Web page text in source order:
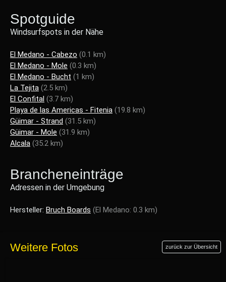
Spotguide
Windsurfspots in der Nähe
El Medano - Cabezo (0.1 km)
El Medano - Mole (0.3 km)
El Medano - Bucht (1 km)
La Tejita (2.5 km)
El Confital (3.7 km)
Playa de las Americas - Fitenia (19.8 km)
Güimar - Strand (31.5 km)
Güimar - Mole (31.9 km)
Alcala (35.2 km)
Brancheneinträge
Adressen in der Umgebung
Hersteller: Bruch Boards (El Medano: 0.3 km)
Weitere Fotos zurück zur Übersicht